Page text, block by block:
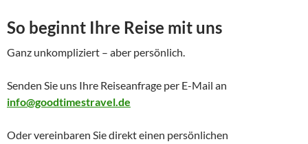
So beginnt Ihre Reise mit uns
Ganz unkompliziert – aber persönlich.
Senden Sie uns Ihre Reiseanfrage per E-Mail an
info@goodtimestravel.de
Oder vereinbaren Sie direkt einen persönlichen